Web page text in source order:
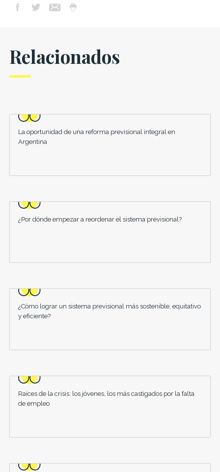
Relacionados
La oportunidad de una reforma previsional integral en
Argentina
¿Por dónde empezar a reordenar el sistema previsional?
¿Cómo lograr un sistema previsional más sostenible, equitativo
y eficiente?
Raíces de la crisis: los jóvenes, los más castigados por la falta
de empleo